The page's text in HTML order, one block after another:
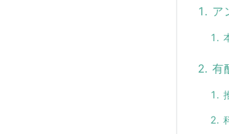
ア
有